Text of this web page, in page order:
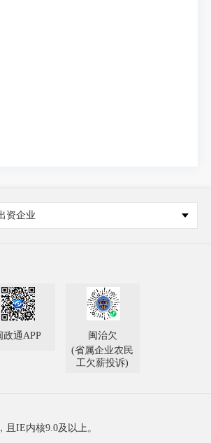
资企业
政通APP
闽治欠
(省属企业农民
工欠薪投诉)
IE内核9.0及以上。